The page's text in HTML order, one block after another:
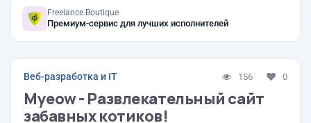
Freelance.Boutique
Премиум-сервис для лучших исполнителей
Веб-разработка и IT 156 0
Myeow - Развлекательный сайт
забавных котиков!